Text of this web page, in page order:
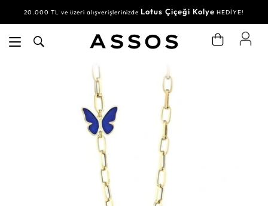
20.000 TL ve üzeri alışverişlerinizde Lotus Çiçeği Kolye HEDİYE!